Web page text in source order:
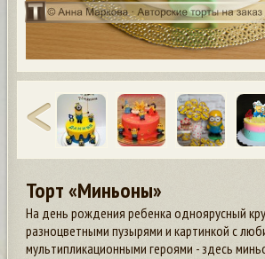
Торт «Миньоны»
На день рождения ребенка одноярусный
разноцветными пузырями и картинкой с
мультипликационными героями - здесь